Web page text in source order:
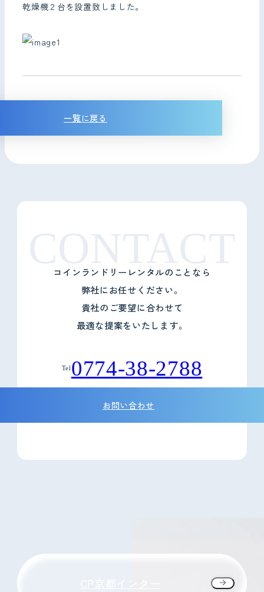
乾燥機２台を設置致しました。
一覧に戻る
コインランドリーレンタルのことなら
弊社にお任せください。
貴社のご要望に合わせて
最適な提案をいたします。
Tel 0774-38-2788
お問い合わせ